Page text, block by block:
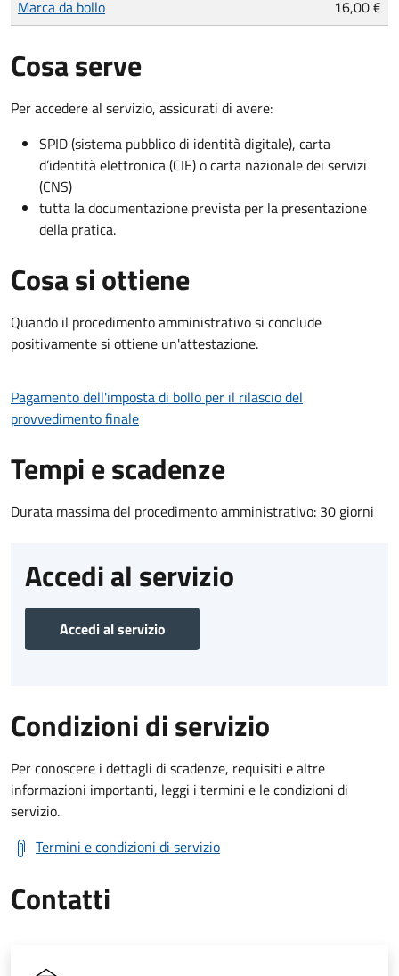
Marca da bollo 16,00 €
Cosa serve
Per accedere al servizio, assicurati di avere:
SPID (sistema pubblico di identità digitale), carta
d’identità elettronica (CIE) o carta nazionale dei servizi
(CNS)
tutta la documentazione prevista per la presentazione
della pratica.
Cosa si ottiene
Quando il procedimento amministrativo si conclude
positivamente si ottiene un'attestazione.
Pagamento dell'imposta di bollo per il rilascio del
provvedimento finale
Tempi e scadenze
Durata massima del procedimento amministrativo: 30 giorni
Accedi al servizio
Accedi al servizio
Condizioni di servizio
Per conoscere i dettagli di scadenze, requisiti e altre
informazioni importanti, leggi i termini e le condizioni di
servizio.
Termini e condizioni di servizio
Contatti